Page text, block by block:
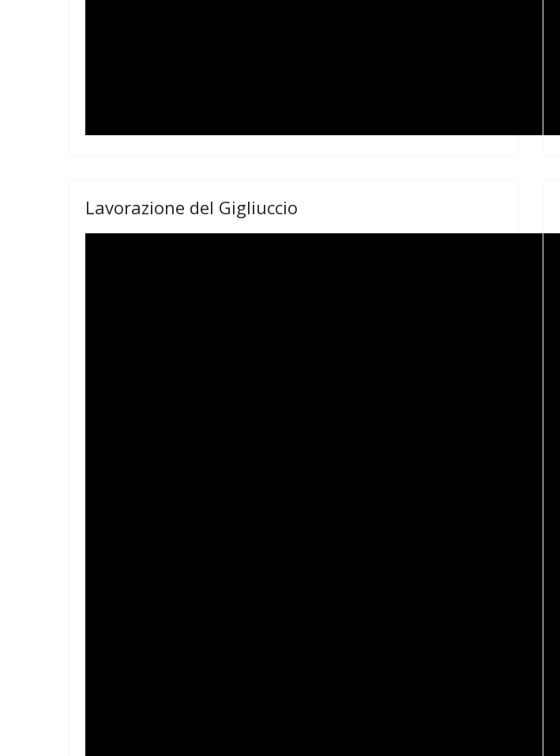
Lavorazione del Gigliuccio